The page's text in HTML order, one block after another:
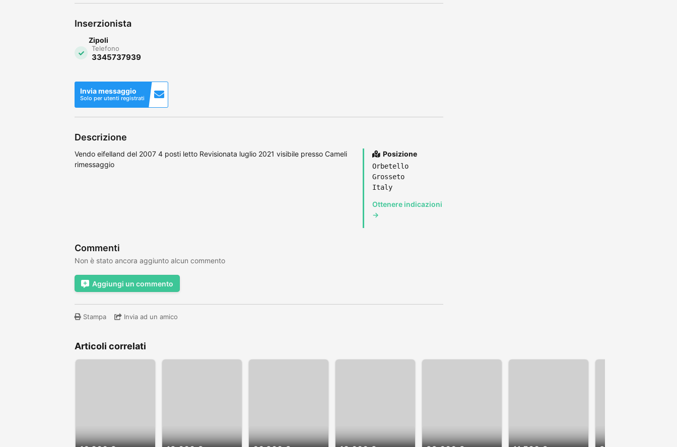
Inserzionista
Zipoli
Telefono
3345737939
Invia messaggio
Solo per utenti registrati
Descrizione
Vendo eifelland del 2007 4 posti letto Revisionata luglio 2021 visibile presso Cameli
rimessaggio
Posizione
Orbetello
Grosseto
Italy
Ottenere indicazioni
→
Commenti
Non è stato ancora aggiunto alcun commento
Aggiungi un commento
Stampa Invia ad un amico
Articoli correlati